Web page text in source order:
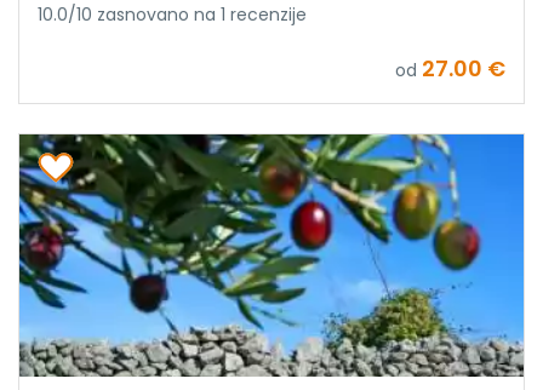
10.0/10 zasnovano na 1 recenzije
od 27.00 €